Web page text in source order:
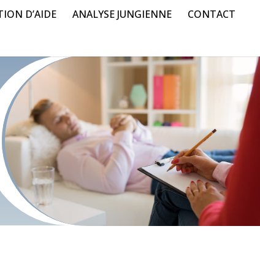
D’AIDE ANALYSE JUNGIENNE CONTACT